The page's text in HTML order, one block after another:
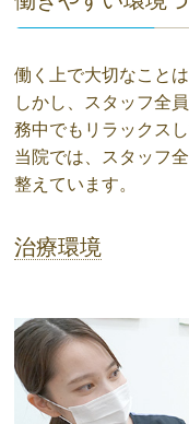
働く上で大切なこと
しかし、スタッフ全
務中でもリラックス
当院では、スタッフ
整えています。
治療環境